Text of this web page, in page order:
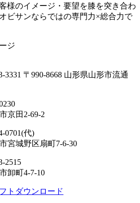
様のイメージ・要望を膝を突き合わ
ビサンならではの専門力×総合力で
3331 〒990-8668 山形県山形市流通
京田2-69-2
0701(代)
宮城野区扇町7-6-30
2515
卸町4-7-10
トダウンロード